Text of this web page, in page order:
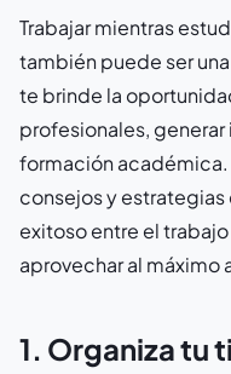
Trabajar mientras
también puede ser
te brinde la
profesionales, generar
formación académica.
consejos y
exitoso entre el
aprovechar al máximo
1. Organiza tu